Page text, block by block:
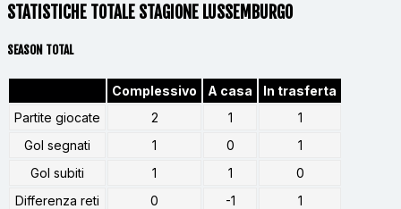
STATISTICHE TOTALE STAGIONE LUSSEMBURGO
SEASON TOTAL
Complessivo A casa
In trasferta
Partite giocate
2 1
1
Gol segnati
1 0
1
Gol subiti
1 1
0
Differenza reti
0 -1
1